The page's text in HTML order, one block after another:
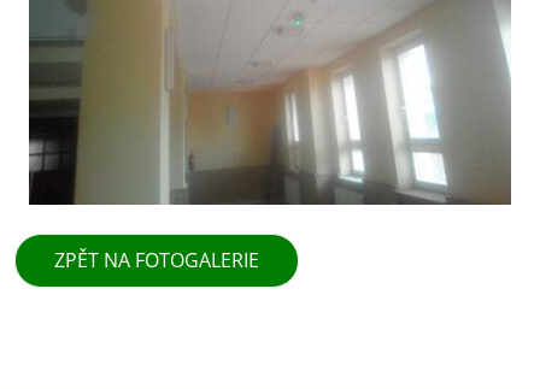
ZPĚT NA FOTOGALERIE